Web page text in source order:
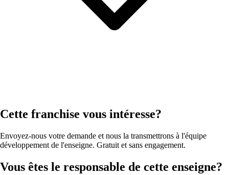
Cette franchise vous intéresse?
Envoyez-nous votre demande et nous la transmettrons à l'équipe
développement de l'enseigne. Gratuit et sans engagement.
Vous êtes le responsable de cette enseigne?